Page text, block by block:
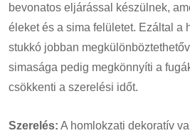
bevonatos eljárással készülnek,
éleket és a sima felületet. Ezáltal a
stukkó jobban
simasága pedig megkönnyíti a
csökkenti a szerelési időt.
Szerelés: A homlokzati dekoratív